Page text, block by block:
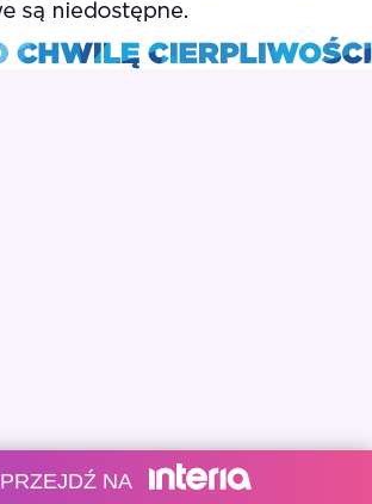
PRZEJDŹ NA